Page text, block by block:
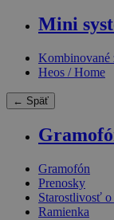
Mini
Kombinované
Heos / Home
← Späť
Gramofón
Prenosky
Starostlivosť
Ramienka